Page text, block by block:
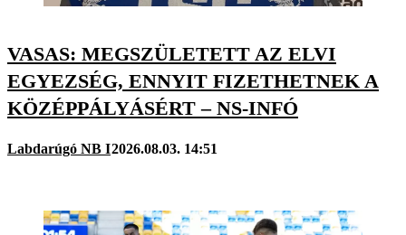
VASAS: MEGSZÜLETETT AZ ELVI
EGYEZSÉG, ENNYIT FIZETHETNEK A
KÖZÉPPÁLYÁSÉRT – NS-INFÓ
Labdarúgó NB I2026.08.03. 14:51